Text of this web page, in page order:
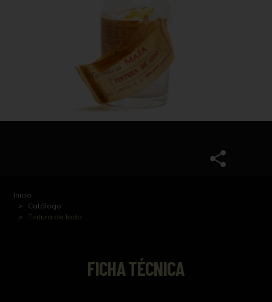
Inicio
Catálogo
Tintura de Iodo
FICHA TÉCNICA